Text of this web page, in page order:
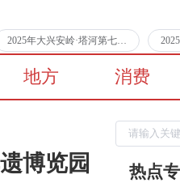
2025年大兴安岭·塔河第七届全国森林自
地方 消费
博览园
热点